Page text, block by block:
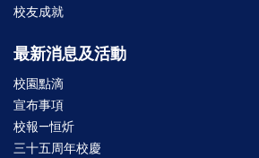
校友成就
最新消息及活動
校園點滴
宣布事項
校報—恒炘
三十五周年校慶